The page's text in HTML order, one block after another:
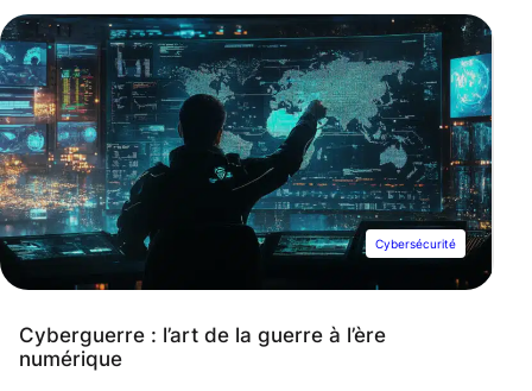
être exploitées de manière nuisible.
Cybersécurité
Cyberguerre : l’art de la guerre à l’ère
numérique